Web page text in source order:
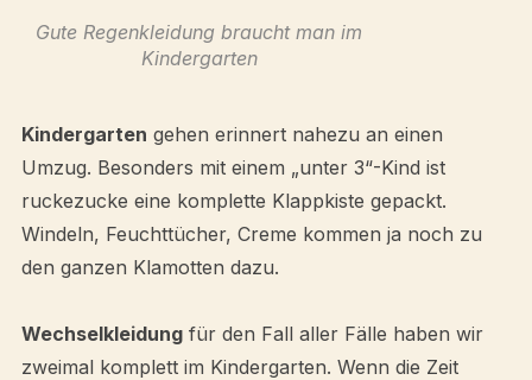
Gute Regenkleidung braucht man im
Kindergarten
Kindergarten gehen erinnert nahezu an einen
Umzug. Besonders mit einem „unter 3“-Kind ist
ruckezucke eine komplette Klappkiste gepackt.
Windeln, Feuchttücher, Creme kommen ja noch zu
den ganzen Klamotten dazu.
Wechselkleidungfür den Fall aller Fälle haben wir
zweimal komplett im Kindergarten. Wenn die Zeit